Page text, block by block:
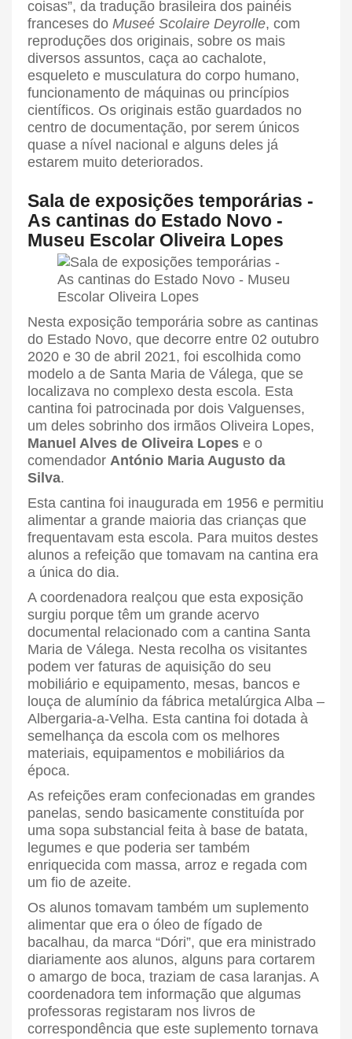
coisas”, da tradução brasileira dos painéis
franceses do Museé Scolaire Deyrolle, com
reproduções dos originais, sobre os mais
diversos assuntos, caça ao cachalote,
esqueleto e musculatura do corpo humano,
funcionamento de máquinas ou princípios
científicos. Os originais estão guardados no
centro de documentação, por serem únicos
quase a nível nacional e alguns deles já
estarem muito deteriorados.
Sala de exposições temporárias -
As cantinas do Estado Novo -
Museu Escolar Oliveira Lopes
Nesta exposição temporária sobre as cantinas
do Estado Novo, que decorre entre 02 outubro
2020 e 30 de abril 2021, foi escolhida como
modelo a de Santa Maria de Válega, que se
localizava no complexo desta escola. Esta
cantina foi patrocinada por dois Valguenses,
um deles sobrinho dos irmãos Oliveira Lopes,
Manuel Alves de Oliveira Lopes e o
comendador António Maria Augusto da
Silva.
Esta cantina foi inaugurada em 1956 e permitiu
alimentar a grande maioria das crianças que
frequentavam esta escola. Para muitos destes
alunos a refeição que tomavam na cantina era
a única do dia.
A coordenadora realçou que esta exposição
surgiu porque têm um grande acervo
documental relacionado com a cantina Santa
Maria de Válega. Nesta recolha os visitantes
podem ver faturas de aquisição do seu
mobiliário e equipamento, mesas, bancos e
louça de alumínio da fábrica metalúrgica Alba –
Albergaria-a-Velha. Esta cantina foi dotada à
semelhança da escola com os melhores
materiais, equipamentos e mobiliários da
época.
As refeições eram confecionadas em grandes
panelas, sendo basicamente constituída por
uma sopa substancial feita à base de batata,
legumes e que poderia ser também
enriquecida com massa, arroz e regada com
um fio de azeite.
Os alunos tomavam também um suplemento
alimentar que era o óleo de fígado de
bacalhau, da marca “Dóri”, que era ministrado
diariamente aos alunos, alguns para cortarem
o amargo de boca, traziam de casa laranjas. A
coordenadora tem informação que algumas
professoras registaram nos livros de
correspondência que este suplemento tornava